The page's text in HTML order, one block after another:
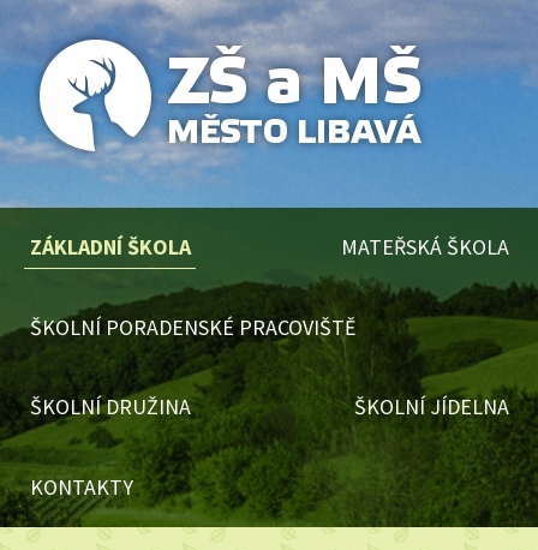
ZÁKLADNÍ ŠKOLA MATEŘSKÁ ŠKOLA
ŠKOLNÍ PORADENSKÉ PRACOVIŠTĚ
ŠKOLNÍ DRUŽINA ŠKOLNÍ JÍDELNA
KONTAKTY